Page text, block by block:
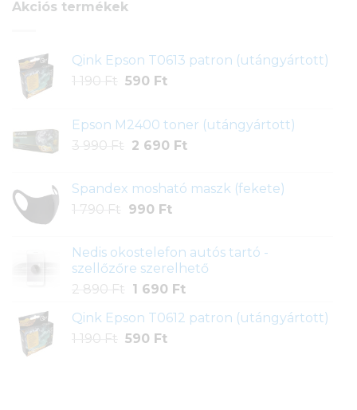
Akciós termékek
Qink Epson T0613 patron (utángyártott)
1 190 Ft Original
1
190 Ft.
590 FtCurrent
590 Ft.
Epson M2400 toner (utángyártott)
3 990 Ft
Original
3
990 Ft.
2 690 FtCurrent
2
Spandex mosható maszk (fekete)
1 790 Ft
Original
1
790 Ft.
990 FtCurrent
990 Ft.
Nedis okostelefon autós tartó -
szellőzőre szerelhető
2 890 Ft
Original
was:
2
1 690 FtCurrent
is:
Qink Epson T0612 patron (utángyártott)
1 190 Ft Original
590 FtCurrent